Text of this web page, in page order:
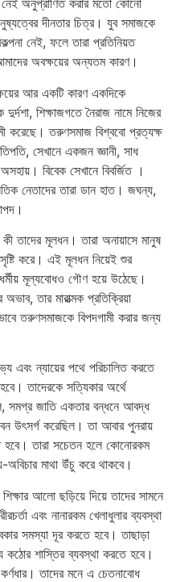
অনুপ্রাণিত করার মতো কোনো
দীনতার চিত্র। যুব সমাজকে
নেই, ফলে তারা প্রতিনিয়ত
অবক্ষয়ের অন্যতম কারণ।
আর একটি কারণ একদিকে
শিক্ষাজগতে নৈরাজ নামে নিজের
করেছে। তরুণসমাজ বিশ্ববো প্রত্যক্ষ
সেখানে একজন জ্ঞানী, সাধ
বিবেক সেখানে বিবর্জিত ।
নেতাদের তারা ডান হাত। জঘন্য,
তাদের মূলধন। তারা অনায়াসে মানুষ
করে। এই মূলধন নিয়েই শুর
মূল্যবোধও গৌণ হয়ে উঠেছে।
তার মারাত্মক প্রতিক্রিয়া
তরুণসমাজকে বিপদগামী করার জন্য
ন্যায়ের পথে পরিচালিত করতে
তাদেরকে সত্যিকার অর্থে
সমগ্র জাতি একতার বন্ধনে আবদ্ধ
উৎসর্গ করেছিল। তা আবার পুনরায়
হবে। তারা সচেতন হলে কোনোরকম
অবিচার মাথা উঁচু করে থাকবে।
আলো ছড়িয়ে দিয়ে তাদের সামনে
এবং নানারকম খেলাধুলার ব্যবস্থা
সমস্যা দূর করতে হবে। তাছাড়া
কঠোর শাস্তির ব্যবস্থা করতে হবে।
তাদের মনে এ চেতনাবোধ